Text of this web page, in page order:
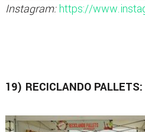
Instagram:https://
19) RECICLANDO PALLETS: